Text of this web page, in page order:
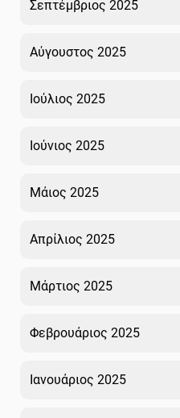
Σεπτέμβριος 2025
Αύγουστος 2025
Ιούλιος 2025
Ιούνιος 2025
Μάιος 2025
Απρίλιος 2025
Μάρτιος 2025
Φεβρουάριος 2025
Ιανουάριος 2025